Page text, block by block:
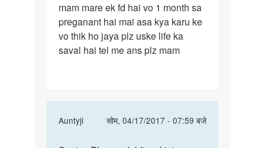
mam
mare
ek
fd
mam mare ek fd hai vo 1 month sa
preganant hai mai asa kya karu ke
vo thik ho jaya plz uske life ka
saval hai tel me ans plz mam
Auntyji
सोम, 04/17/2017 - 07:59 बजे
In